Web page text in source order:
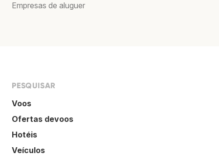
Empresas de aluguer
PESQUISAR
Voos
Ofertas devoos
Hotéis
Veículos